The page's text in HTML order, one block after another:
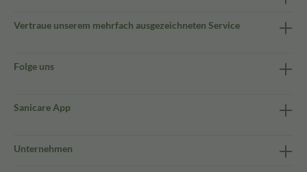
Vertraue unserem mehrfach ausgezeichneten Service
Folge uns
Sanicare App
Unternehmen